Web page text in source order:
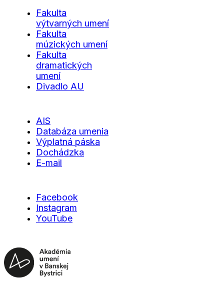
Fakulta
výtvarných umení
Fakulta
múzických umení
Fakulta
dramatických
umení
Divadlo AU
AIS
Databáza umenia
Výplatná páska
Dochádzka
E-mail
Facebook
Instagram
YouTube